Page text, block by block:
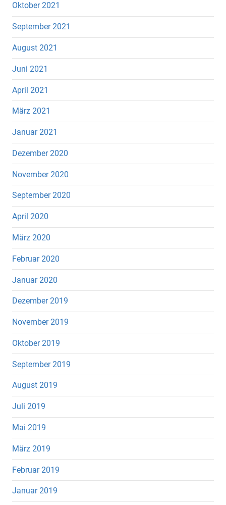
Oktober 2021
September 2021
August 2021
Juni 2021
April 2021
März 2021
Januar 2021
Dezember 2020
November 2020
September 2020
April 2020
März 2020
Februar 2020
Januar 2020
Dezember 2019
November 2019
Oktober 2019
September 2019
August 2019
Juli 2019
Mai 2019
März 2019
Februar 2019
Januar 2019